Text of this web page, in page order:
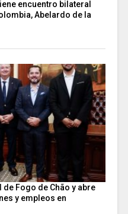
encuentro bilateral
Abelardo de la
Fogo de Chão y abre
y empleos en